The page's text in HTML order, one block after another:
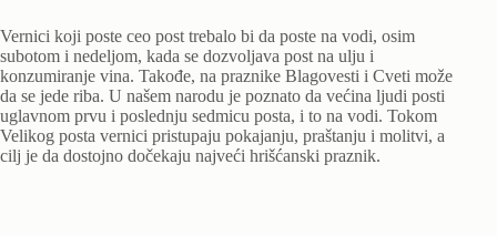
Vernici koji poste ceo post trebalo bi da poste na vodi, osim
subotom i nedeljom, kada se dozvoljava post na ulju i
konzumiranje vina. Takođe, na praznike Blagovesti i Cveti može
da se jede riba. U našem narodu je poznato da većina ljudi posti
uglavnom prvu i poslednju sedmicu posta, i to na vodi. Tokom
Velikog posta vernici pristupaju pokajanju, praštanju i molitvi, a
cilj je da dostojno dočekaju najveći hrišćanski praznik.